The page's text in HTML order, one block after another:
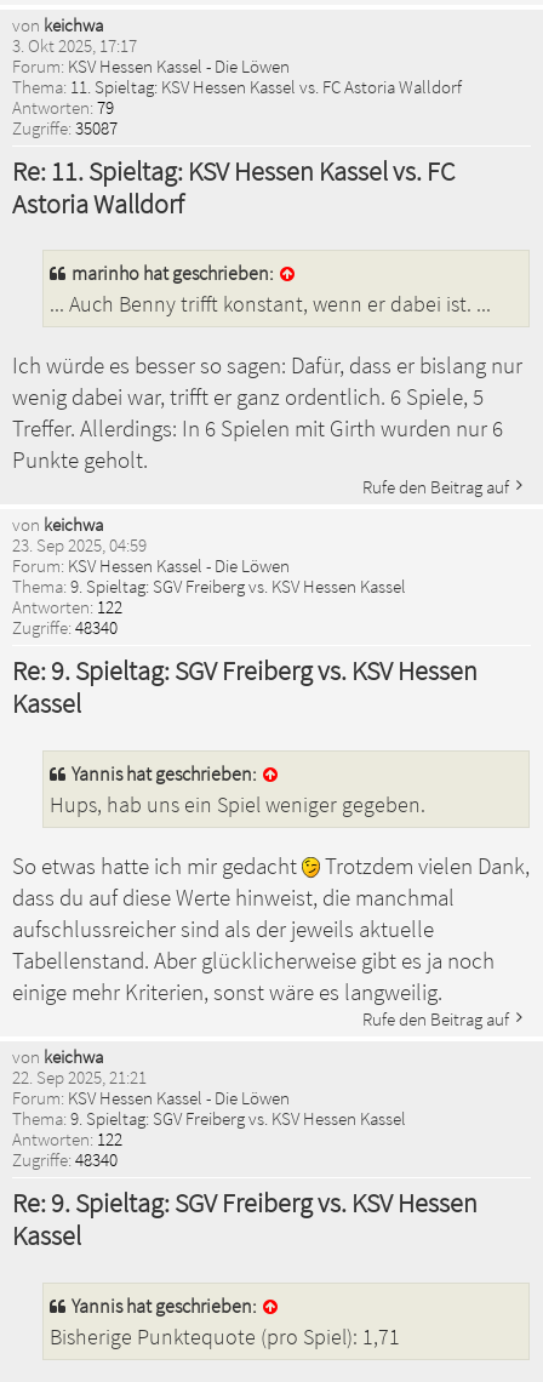
von keichwa
3. Okt 2025, 17:17
Forum: KSV Hessen Kassel - Die Löwen
Thema: 11. Spieltag: KSV Hessen Kassel vs. FC Astoria Walldorf
Antworten: 79
Zugriffe: 35087
Re: 11. Spieltag: KSV Hessen Kassel vs. FC
Astoria Walldorf
marinho hat geschrieben:
... Auch Benny trifft konstant, wenn er dabei ist. ...
Ich würde es besser so sagen: Dafür, dass er bislang nur
wenig dabei war, trifft er ganz ordentlich. 6 Spiele, 5
Treffer. Allerdings: In 6 Spielen mit Girth wurden nur 6
Punkte geholt.
Rufe den Beitrag auf
von keichwa
23. Sep 2025, 04:59
Forum: KSV Hessen Kassel - Die Löwen
Thema: 9. Spieltag: SGV Freiberg vs. KSV Hessen Kassel
Antworten: 122
Zugriffe: 48340
Re: 9. Spieltag: SGV Freiberg vs. KSV Hessen
Kassel
Yannishat geschrieben:
Hups, hab uns ein Spiel weniger gegeben.
So etwas hatte ich mir gedacht
Trotzdem vielen Dank,
dass du auf diese Werte hinweist, die manchmal
aufschlussreicher sind als der jeweils aktuelle
Tabellenstand. Aber glücklicherweise gibt es ja noch
einige mehr Kriterien, sonst wäre es langweilig.
Rufe den Beitrag auf
von keichwa
22. Sep 2025, 21:21
Forum: KSV Hessen Kassel - Die Löwen
Thema: 9. Spieltag: SGV Freiberg vs. KSV Hessen Kassel
Antworten: 122
Zugriffe: 48340
Re: 9. Spieltag: SGV Freiberg vs. KSV Hessen
Kassel
Yannishat geschrieben:
Bisherige Punktequote (pro Spiel): 1,71